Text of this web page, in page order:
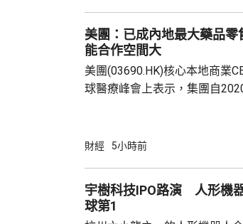
承等專業服務，相信對內地客
力。 香港保險業聯會表示，
美團：已成內地最大藥品
能合作空間大
美團(03690.HK)核心本地商業
球醫療峰會上表示，集團自
美團提供全時段的服務保障，截
療服務變成主動運作，能感知
判，幫助用戶做好健康管理。他
財經 5小時前
宇樹科技IPO路演 人形機
球第1